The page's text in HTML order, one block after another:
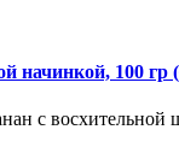
начинкой, 100 гр
с восхительной